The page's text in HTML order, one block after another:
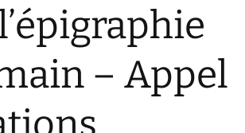
– Appel